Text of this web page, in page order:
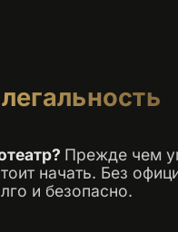
Прежде чем
начать. Без
и безопасно.